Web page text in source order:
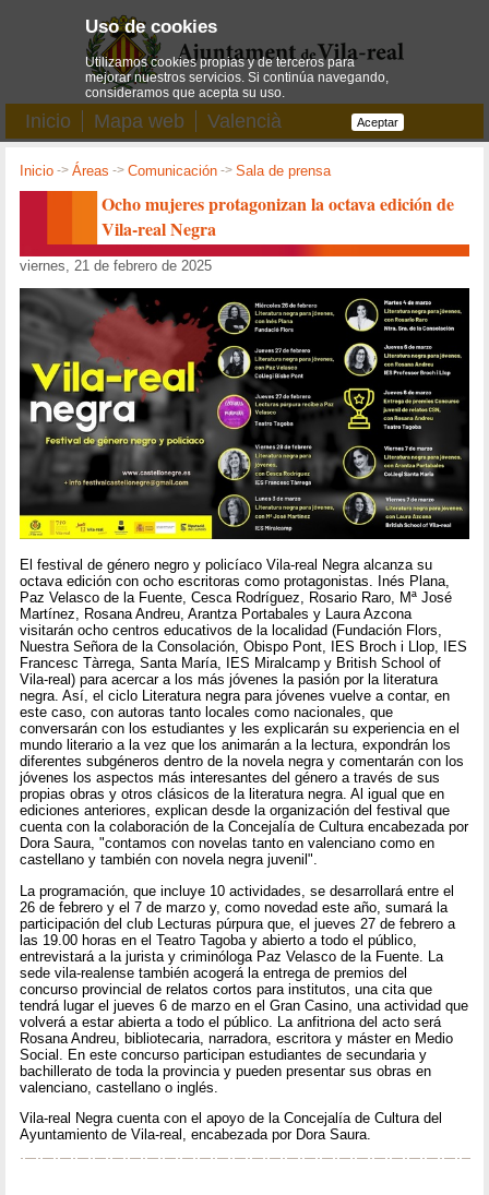
Inicio Mapa web Valencià
Inicio ->Áreas ->Comunicación ->Sala de prensa
Ocho mujeres protagonizan la octava edición de
Vila-real Negra
viernes, 21 de febrero de 2025
El festival de género negro y policíaco Vila-real Negra alcanza su
octava edición con ocho escritoras como protagonistas. Inés Plana,
Paz Velasco de la Fuente, Cesca Rodríguez, Rosario Raro, Mª José
Martínez, Rosana Andreu, Arantza Portabales y Laura Azcona
visitarán ocho centros educativos de la localidad (Fundación Flors,
Nuestra Señora de la Consolación, Obispo Pont, IES Broch i Llop, IES
Francesc Tàrrega, Santa María, IES Miralcamp y British School of
Vila-real) para acercar a los más jóvenes la pasión por la literatura
negra. Así, el ciclo Literatura negra para jóvenes vuelve a contar, en
este caso, con autoras tanto locales como nacionales, que
conversarán con los estudiantes y les explicarán su experiencia en el
mundo literario a la vez que los animarán a la lectura, expondrán los
diferentes subgéneros dentro de la novela negra y comentarán con los
jóvenes los aspectos más interesantes del género a través de sus
propias obras y otros clásicos de la literatura negra. Al igual que en
ediciones anteriores, explican desde la organización del festival que
cuenta con la colaboración de la Concejalía de Cultura encabezada por
Dora Saura, "contamos con novelas tanto en valenciano como en
castellano y también con novela negra juvenil".
La programación, que incluye 10 actividades, se desarrollará entre el
26 de febrero y el 7 de marzo y, como novedad este año, sumará la
participación del club Lecturas púrpura que, el jueves 27 de febrero a
las 19.00 horas en el Teatro Tagoba y abierto a todo el público,
entrevistará a la jurista y criminóloga Paz Velasco de la Fuente. La
sede vila-realense también acogerá la entrega de premios del
concurso provincial de relatos cortos para institutos, una cita que
tendrá lugar el jueves 6 de marzo en el Gran Casino, una actividad que
volverá a estar abierta a todo el público. La anfitriona del acto será
Rosana Andreu, bibliotecaria, narradora, escritora y máster en Medio
Social. En este concurso participan estudiantes de secundaria y
bachillerato de toda la provincia y pueden presentar sus obras en
valenciano, castellano o inglés.
Vila-real Negra cuenta con el apoyo de la Concejalía de Cultura del
Ayuntamiento de Vila-real, encabezada por Dora Saura.
Uso de cookies
Utilizamos cookies propias y de terceros para
mejorar nuestros servicios. Si continúa navegando,
consideramos que acepta su uso.
Aceptar